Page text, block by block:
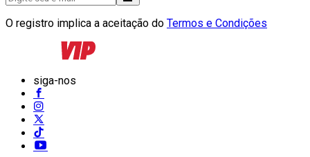
O registro implica a aceitação do Termos e Condições
siga-nos